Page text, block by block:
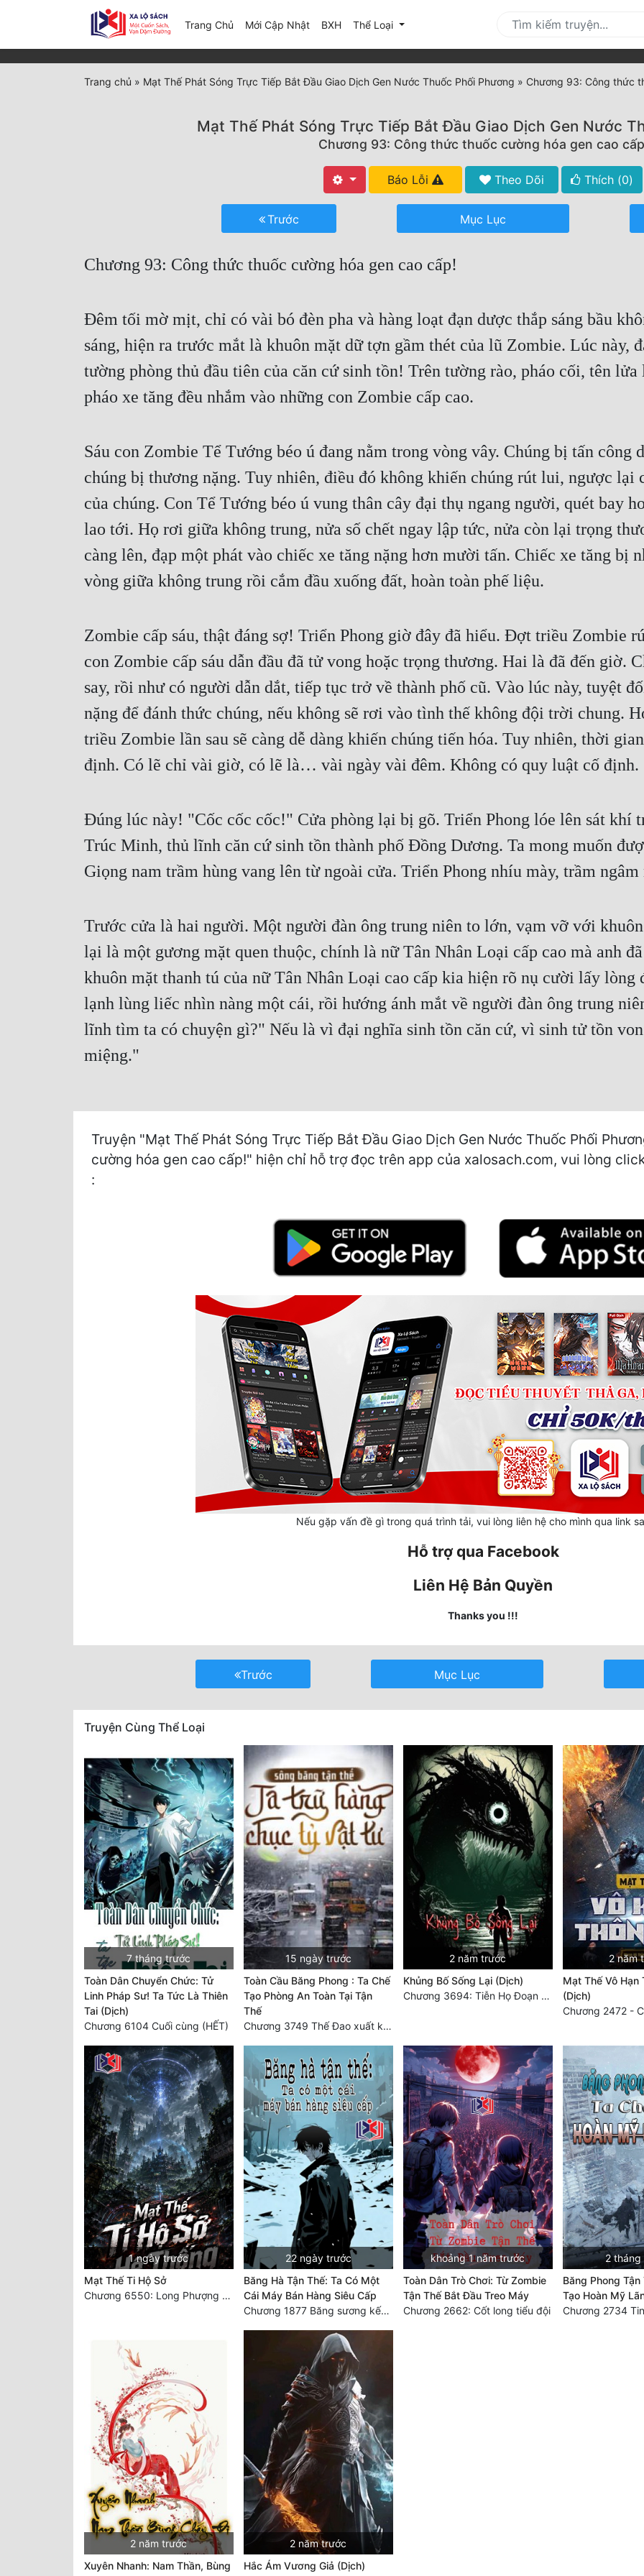
Trang Chủ Mới Cập Nhật(current)
BXH Thể Loại
Trang chủ » Mạt Thế Phát Sóng Trực Tiếp Bắt Đầu Giao Dịch Gen Nước Thuốc Phối Phương » Chương 93: Công thức
Mạt Thế Phát Sóng Trực Tiếp Bắt Đầu Giao Dịch Gen Nước
Chương 93: Công thức thuốc cường hóa gen cao
Báo Lỗi Theo Dõi Thích (0)
Trước Mục Lục
Chương 93: Công thức thuốc cường hóa gen cao cấp!
Đêm tối mờ mịt, chỉ có vài bó đèn pha và hàng loạt đạn dược thắp sáng bầu
sáng, hiện ra trước mắt là khuôn mặt dữ tợn gầm thét của lũ Zombie. Lúc này,
tường phòng thủ đầu tiên của căn cứ sinh tồn! Trên tường rào, pháo cối, tên
pháo xe tăng đều nhắm vào những con Zombie cấp cao.
Sáu con Zombie Tể Tướng béo ú đang nằm trong vòng vây. Chúng bị tấn công
chúng bị thương nặng. Tuy nhiên, điều đó không khiến chúng rút lui, ngược lại
của chúng. Con Tể Tướng béo ú vung thân cây đại thụ ngang người, quét bay
lao tới. Họ rơi giữa không trung, nửa số chết ngay lập tức, nửa còn lại trọng
càng lên, đạp một phát vào chiếc xe tăng nặng hơn mười tấn. Chiếc xe tăng bị
vòng giữa không trung rồi cắm đầu xuống đất, hoàn toàn phế liệu.
Zombie cấp sáu, thật đáng sợ! Triển Phong giờ đây đã hiểu. Đợt triều Zombie
con Zombie cấp sáu dẫn đầu đã tử vong hoặc trọng thương. Hai là đã đến giờ.
say, rồi như có người dẫn dắt, tiếp tục trở về thành phố cũ. Vào lúc này, tuyệt
nặng để đánh thức chúng, nếu không sẽ rơi vào tình thế không đội trời chung.
triều Zombie lần sau sẽ càng dễ dàng khiến chúng tiến hóa. Tuy nhiên, thời
định. Có lẽ chỉ vài giờ, có lẽ là… vài ngày vài đêm. Không có quy luật cố định.
Đúng lúc này! "Cốc cốc cốc!" Cửa phòng lại bị gõ. Triển Phong lóe lên sát khí
Trúc Minh, thủ lĩnh căn cứ sinh tồn thành phố Đồng Dương. Ta mong muốn
Giọng nam trầm hùng vang lên từ ngoài cửa. Triển Phong nhíu mày, trầm
Trước cửa là hai người. Một người đàn ông trung niên to lớn, vạm vỡ với
lại là một gương mặt quen thuộc, chính là nữ Tân Nhân Loại cấp cao mà anh
khuôn mặt thanh tú của nữ Tân Nhân Loại cao cấp kia hiện rõ nụ cười lấy
lạnh lùng liếc nhìn nàng một cái, rồi hướng ánh mắt về người đàn ông trung
lĩnh tìm ta có chuyện gì?" Nếu là vì đại nghĩa sinh tồn căn cứ, vì sinh tử tồn
miệng."
Truyện "Mạt Thế Phát Sóng Trực Tiếp Bắt Đầu Giao Dịch Gen Nước Thuốc Phối
cường hóa gen cao cấp!" hiện chỉ hỗ trợ đọc trên app của xalosach.com, vui lòng
:
Nếu gặp vấn đề gì trong quá trình tải, vui lòng liên hệ cho mình qua link
Hỗ trợ qua Facebook
Liên Hệ Bản Quyền
Thanks you !!!
Trước Mục Lục
Truyện Cùng Thể Loại
7 tháng trước
Toàn Dân Chuyển Chức: Tử
Linh Pháp Sư! Ta Tức Là Thiên
Tai (Dịch)
Chương 6104 Cuối cùng (HẾT)
15 ngày trước
Toàn Cầu Băng Phong : Ta Chế
Tạo Phòng An Toàn Tại Tận
Thế
Chương 3749 Thế Đao xuất kích
2 năm trước
Khủng Bố Sống Lại (Dịch)
Chương 3694: Tiễn Họ Đoạn Đường Cuối - Hoàn
2 năm
Mạt Thế Vô Hạn
(Dịch)
1 ngày trước
Mạt Thế Ti Hộ Sở
Chương 6550: Long Phượng Thần Trận
22 ngày trước
Băng Hà Tận Thế: Ta Có Một
Cái Máy Bán Hàng Siêu Cấp
Chương 1877 Băng sương kết giới
khoảng 1 năm trước
Toàn Dân Trò Chơi: Từ Zombie
Tận Thế Bắt Đầu Treo Máy
Chương 2662: Cốt long tiểu đội
2
Băng Phong Tận
Tạo Hoàn Mỹ
2 năm trước
Xuyên Nhanh: Nam Thần, Bùng
2 năm trước
Hắc Ám Vương Giả (Dịch)